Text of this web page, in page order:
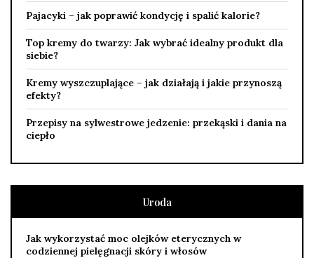
Pajacyki – jak poprawić kondycję i spalić kalorie?
Top kremy do twarzy: Jak wybrać idealny produkt dla
siebie?
Kremy wyszczuplające – jak działają i jakie przynoszą
efekty?
Przepisy na sylwestrowe jedzenie: przekąski i dania na
ciepło
Uroda
Jak wykorzystać moc olejków eterycznych w
codziennej pielęgnacji skóry i włosów